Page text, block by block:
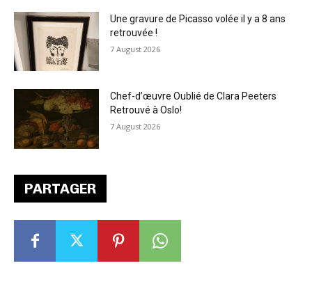
PARTAGER
Une gravure de Picasso volée il y a 8 ans
retrouvée !
7 August 2026
Chef-d’œuvre Oublié de Clara Peeters
Retrouvé à Oslo!
7 August 2026